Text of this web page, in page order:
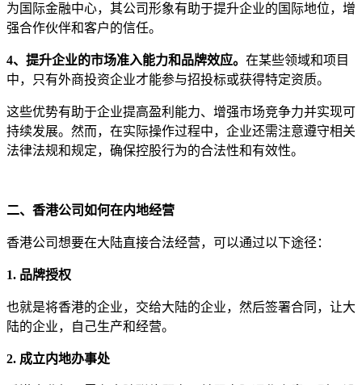
为国际金融中心，其公司形象有助于提升企业的国际地位，增
强合作伙伴和客户的信任。
4、提升企业的市场准入能力和品牌效应。 在某些领域和项目
中，只有外商投资企业才能参与招投标或获得特定资质。
这些优势有助于企业提高盈利能力、增强市场竞争力并实现可
持续发展。然而，在实际操作过程中，企业还需注意遵守相关
法律法规和规定，确保控股行为的合法性和有效性。
二、香港公司如何在内地经营
香港公司想要在大陆直接合法经营，可以通过以下途径：
1. 品牌授权
也就是将香港的企业，交给大陆的企业，然后签署合同，让大
陆的企业，自己生产和经营。
2. 成立内地办事处